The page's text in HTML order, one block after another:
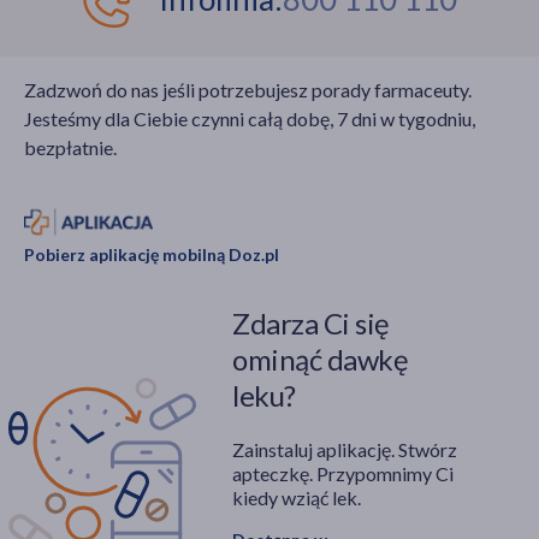
Zadzwoń do nas jeśli potrzebujesz porady farmaceuty.
Jesteśmy dla Ciebie czynni całą dobę, 7 dni w tygodniu,
bezpłatnie.
Pobierz aplikację mobilną Doz.pl
Zdarza Ci się
ominąć dawkę
leku?
Zainstaluj aplikację. Stwórz
apteczkę. Przypomnimy Ci
kiedy wziąć lek.